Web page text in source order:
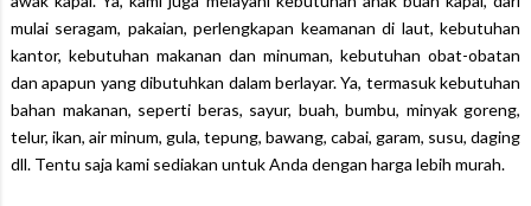
mulai seragam, pakaian, perlengkapan keamanan di laut, kebutuhan
kantor, kebutuhan makanan dan minuman, kebutuhan obat-obatan
dan apapun yang dibutuhkan dalam berlayar. Ya, termasuk kebutuhan
bahan makanan, seperti beras, sayur, buah, bumbu, minyak goreng,
telur, ikan, air minum, gula, tepung, bawang, cabai, garam, susu, daging
dll. Tentu saja kami sediakan untuk Anda dengan harga lebih murah.